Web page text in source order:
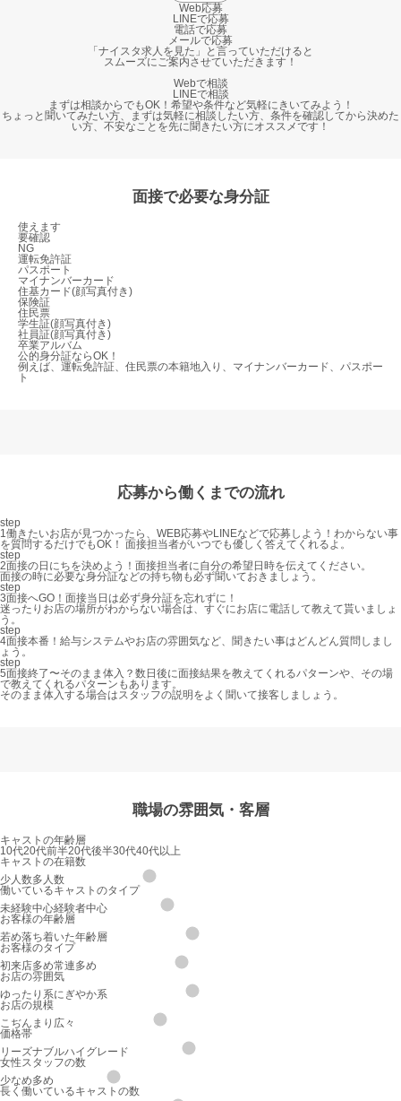
Web応募
LINEで応募
電話で応募
メールで応募
「ナイスタ求人を見た」と言っていただけると
スムーズにご案内させていただきます！
Webで相談
LINEで相談
まずは相談からでもOK！希望や条件など気軽にきいてみよう！
ちょっと聞いてみたい方、まずは気軽に相談したい方、条件を確認してから決めた
い方、不安なことを先に聞きたい方にオススメです！
面接で必要な身分証
使えます
要確認
NG
運転免許証
パスポート
マイナンバーカード
住基カード(顔写真付き)
保険証
住民票
学生証(顔写真付き)
社員証(顔写真付き)
卒業アルバム
公的身分証ならOK！
例えば、運転免許証、住民票の本籍地入り、マイナンバーカード、パスポー
ト
応募から働くまでの流れ
step
1 働きたいお店が見つかったら、WEB応募やLINEなどで応募しよう！ わからない事
を質問するだけでもOK！ 面接担当者がいつでも優しく答えてくれるよ。
step
2面接の日にちを決めよう！ 面接担当者に自分の希望日時を伝えてください。
面接の時に必要な身分証などの持ち物も必ず聞いておきましょう。
step
3面接へGO！ 面接当日は必ず身分証を忘れずに！
迷ったりお店の場所がわからない場合は、すぐにお店に電話して教えて貰いましょ
う。
step
4面接本番！ 給与システムやお店の雰囲気など、聞きたい事はどんどん質問しまし
ょう。
step
5面接終了〜そのまま体入？ 数日後に面接結果を教えてくれるパターンや、その場
で教えてくれるパターンもあります。
そのまま体入する場合はスタッフの説明をよく聞いて接客しましょう。
職場の雰囲気・客層
キャストの年齢層
10代20代前半20代後半30代40代以上
キャストの在籍数
少人数多人数
働いているキャストのタイプ
未経験中心経験者中心
お客様の年齢層
若め落ち着いた年齢層
お客様のタイプ
初来店多め常連多め
お店の雰囲気
ゆったり系にぎやか系
お店の規模
こぢんまり 広々
価格帯
リーズナブルハイグレード
女性スタッフの数
少なめ多め
長く働いているキャストの数